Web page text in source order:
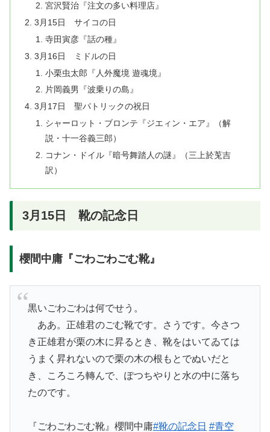
宮沢賢治『注文の多い料理店』
3月15日 サイコの日
寺田寅彦『話の種』
3月16日 ミドルの日
小栗虫太郎『人外魔境 遊魂境』
片岡義男『波乗りの島』
3月17日 聖パトリックの祝日
シャーロット・ブロンテ『ジエィン・エア』（解
説・十一谷義三郎）
コナン・ドイル『暗号舞踏人の謎』（三上於莵吉
訳）
3月15日 靴の記念日
櫻間中庸『ごわごわごむ靴』
黒いごわごわは何でせう。
ああ。正雄君のごむ靴です。さうです。今さつ
き正雄君が栗の木に昇るとき、靴をはいてゐては
うまく昇れないので栗の木の根もとでぬいだと
き、ころころ轉んで、ぽつちやりと水の中に落ち
たのです。
『ごわごわごむ靴』櫻間中庸#靴の記念日 #青空